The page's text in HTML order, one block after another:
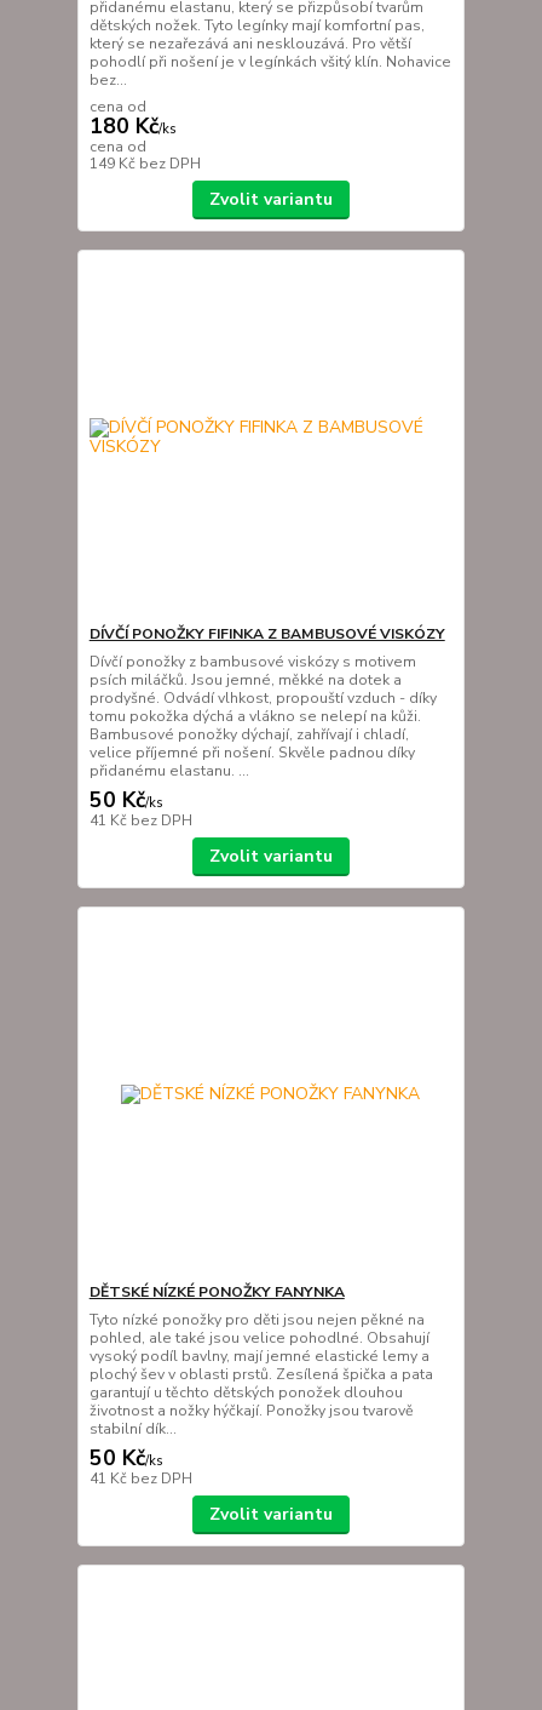
přidanému elastanu, který se přizpůsobí tvarům
dětských nožek. Tyto legínky mají komfortní pas,
který se nezařezává ani nesklouzává. Pro větší
pohodlí při nošení je v legínkách všitý klín. Nohavice
bez...
cena od
180 Kč/ks
cena od
149 Kč bez DPH
Zvolit variantu
DÍVČÍ PONOŽKY FIFINKA Z BAMBUSOVÉ VISKÓZY
Dívčí ponožky z bambusové viskózy s motivem
psích miláčků. Jsou jemné, měkké na dotek a
prodyšné. Odvádí vlhkost, propouští vzduch - díky
tomu pokožka dýchá a vlákno se nelepí na kůži.
Bambusové ponožky dýchají, zahřívají i chladí,
velice příjemné při nošení. Skvěle padnou díky
přidanému elastanu. ...
50 Kč/ks
41 Kč bez DPH
Zvolit variantu
DĚTSKÉ NÍZKÉ PONOŽKY FANYNKA
Tyto nízké ponožky pro děti jsou nejen pěkné na
pohled, ale také jsou velice pohodlné. Obsahují
vysoký podíl bavlny, mají jemné elastické lemy a
plochý šev v oblasti prstů. Zesílená špička a pata
garantují u těchto dětských ponožek dlouhou
životnost a nožky hýčkají. Ponožky jsou tvarově
stabilní dík...
50 Kč/ks
41 Kč bez DPH
Zvolit variantu